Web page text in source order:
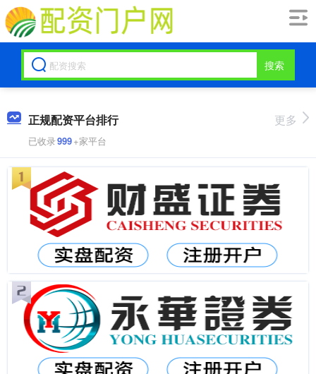
搜索
正规配资平台排行
已收录999+家平台
更多